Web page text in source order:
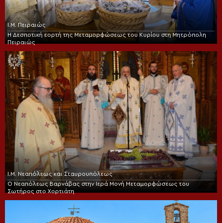
Ι.Μ. Πειραιώς
Η Δεσποτική εορτή της Μεταμορφώσεως του Κυρίου στη Μητρόπολη
Πειραιώς
Ι.Μ. Νεαπόλεως και Σταυρουπόλεως
Ο Νεαπόλεως Βαρνάβας στην Ιερά Μονή Μεταμορφώσεως του
Σωτήρος στο Χορτιάτη